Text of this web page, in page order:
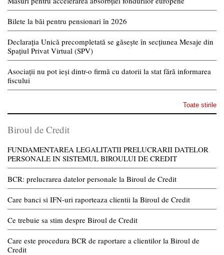
Bilete la băi pentru pensionari în 2026
Declarația Unică precompletată se găsește în secțiunea Mesaje din
Spațiul Privat Virtual (SPV)
Asociații nu pot ieși dintr-o firmă cu datorii la stat fără informarea
fiscului
Toate stirile
Biroul de Credit
FUNDAMENTAREA LEGALITATII PRELUCRARII DATELOR
PERSONALE IN SISTEMUL BIROULUI DE CREDIT
BCR: prelucrarea datelor personale la Biroul de Credit
Care banci si IFN-uri raporteaza clientii la Biroul de Credit
Ce trebuie sa stim despre Biroul de Credit
Care este procedura BCR de raportare a clientilor la Biroul de
Credit